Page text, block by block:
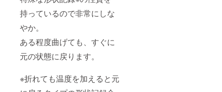
持っているので非常にしな
やか。
ある程度曲げても、すぐに
元の状態に戻ります。
※折れても温度を加えると元